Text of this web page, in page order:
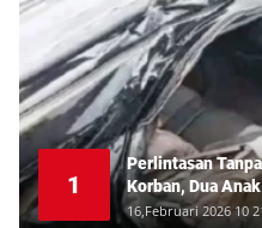
1
Perlintasan
Korban, Dua
Deli
16,Februari 2026 10